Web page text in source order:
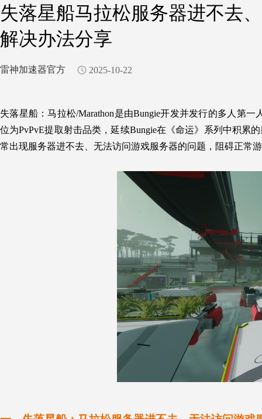
失落星船马拉松服务器进不去
解决办法分享
雷神加速器官方 2025-10-22
失落星船：马拉松/Marathon是由Bungie开发并发行的多人第一
位为PvPvE提取射击品类，延续Bungie在《命运》系列中积累
常出现服务器进不去、无法访问游戏服务器的问题，阻碍正常